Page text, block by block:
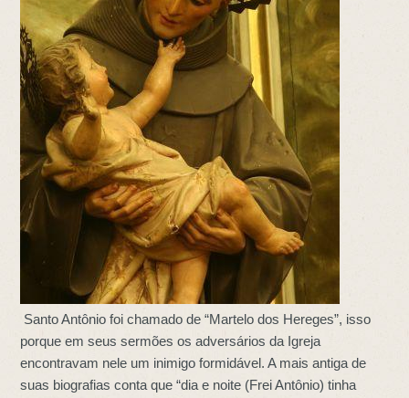
Santo Antônio foi chamado de “Martelo dos Hereges”, isso
porque em seus sermões os adversários da Igreja
encontravam nele um inimigo formidável. A mais antiga de
suas biografias conta que “dia e noite (Frei Antônio) tinha